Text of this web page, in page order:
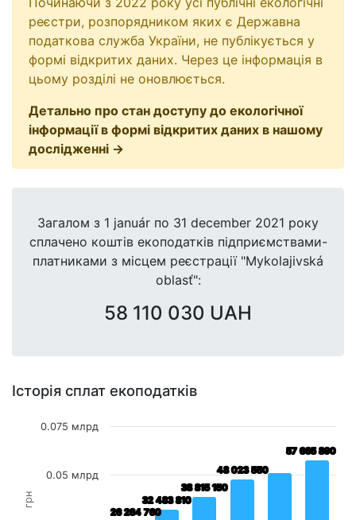
реєстри, розпорядником яких є Державна
податкова служба України, не публікується у
формі відкритих даних. Через це інформація в
цьому розділі не оновлюється.
Детально про стан доступу до екологічної
інформації в формі відкритих даних в нашому
дослідженні →
Загалом з 1 január по 31 december 2021 року
сплачено коштів екоподатків підприємствами-
платниками з місцем реєстрації "Mykolajivská
oblasť":
58 110 030 UAH
Історія сплат екоподатків
грн
26 264 760
26 264 760
32 483 810
32 483 810
38 815 150
38 815 150
48 023 550
48 023 550
57 665 890
57 665 890
0.05 млрд
0.075 млрд